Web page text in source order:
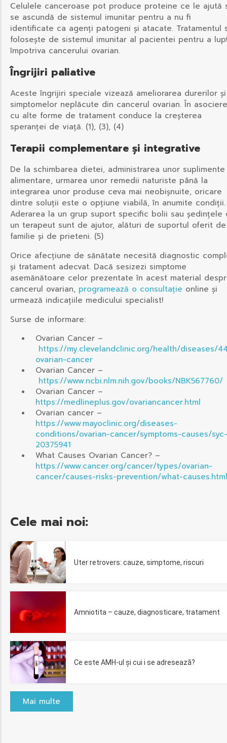
Celulele canceroase pot produce proteine ce le ajută
se ascundă de sistemul imunitar pentru a nu fi
identificate ca agenți patogeni și atacate. Tratamentul
folosește de sistemul imunitar al pacientei pentru a
împotriva cancerului ovarian.
Îngrijiri paliative
Aceste îngrijiri speciale vizează ameliorarea durerilor
simptomelor neplăcute din cancerul ovarian. În asociere
cu alte forme de tratament conduce la creșterea
speranței de viață. (1), (3), (4)
Terapii complementare și integrative
De la schimbarea dietei, administrarea unor suplimente
alimentare, urmarea unor remedii naturiste până la
integrarea unor produse ceva mai neobișnuite, oricare
dintre soluții este o opțiune viabilă, în anumite condiții.
Aderarea la un grup suport specific bolii sau ședințele
un terapeut sunt de ajutor, alături de suportul oferit de
familie și de prieteni. (5)
Orice afecțiune de sănătate necesită diagnostic
și tratament adecvat. Dacă sesizezi simptome
asemănătoare celor prezentate în acest material
cancerul ovarian, programează o consultație online și
urmează indicațiile medicului specialist!
Surse de informare:
Ovarian Cancer –
https://my.clevelandclinic.org/health/diseases/
ovarian-cancer
Ovarian Cancer –
https://www.ncbi.nlm.nih.gov/books/NBK567760/
Ovarian Cancer –
https://medlineplus.gov/ovariancancer.html
Ovarian cancer –
https://www.mayoclinic.org/diseases-
conditions/ovarian-cancer/symptoms-causes/syc-
20375941
What Causes Ovarian Cancer? –
https://www.cancer.org/cancer/types/ovarian-
cancer/causes-risks-prevention/what-causes.html
Cele mai noi:
Uter retrovers: cauze, simptome, riscuri
Amniotita – cauze, diagnosticare, tratament
Ce este AMH-ul și cui i se adresează?
Mai multe